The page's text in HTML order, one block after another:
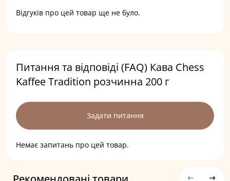
Відгуків про цей товар ще не було.
Питання та відповіді (FAQ) Кава Chess
Kaffee Tradition розчинна 200 г
Задати питання
Немає запитань про цей товар.